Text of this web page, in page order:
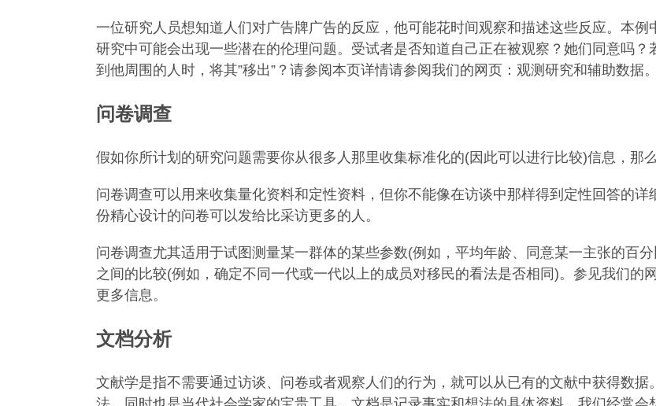
一位研究人员想知道人们对广告牌广告的反应，他可能花时间观察和描述这些反应。本
研究中可能会出现一些潜在的伦理问题。受试者是否知道自己正在被观察？她们同意吗
到他周围的人时，将其”移出”？请参阅本页详情请参阅我们的网页：观测研究和辅助数据。
问卷调查
假如你所计划的研究问题需要你从很多人那里收集标准化的(因此可以进行比较)信息，那
问卷调查可以用来收集量化资料和定性资料，但你不能像在访谈中那样得到定性回答的
份精心设计的问卷可以发给比采访更多的人。
问卷调查尤其适用于试图测量某一群体的某些参数(例如，平均年龄、同意某一主张的百
之间的比较(例如，确定不同一代或一代以上的成员对移民的看法是否相同)。参见我们的
更多信息。
文档分析
文献学是指不需要通过访谈、问卷或者观察人们的行为，就可以从已有的文献中获得数